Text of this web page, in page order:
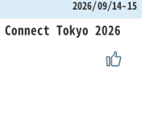
2026/09/14-15
Tokyo 2026